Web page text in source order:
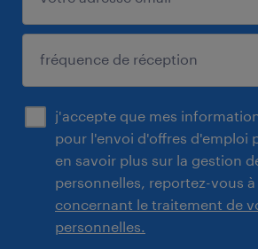
j'accepte que mes
pour l'envoi d'offres d'emploi
en savoir plus sur la gestion
personnelles, reportez-vous à
concernant le traitement de
personnelles.